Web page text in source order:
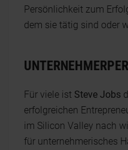
Persönlichkeit zum
dem sie tätig sind oder
Für viele ist Steve Jobs
erfolgreichen
im Silicon Valley nach
für unternehmerisches